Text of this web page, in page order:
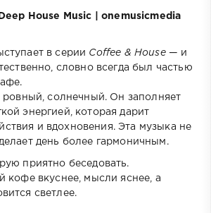
House Music | onemusicmedia
в серии Coffee & House— и
словно всегда был частью
ровный, солнечный. Он заполняет
энергией, которая дарит
и вдохновения. Эта музыка не
день более гармоничным.
приятно беседовать.
кофе вкуснее, мысли яснее, а
светлее.